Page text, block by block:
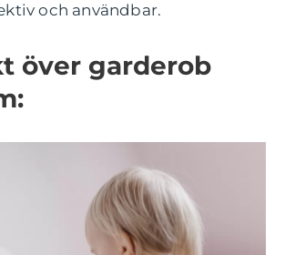
och användbar.
över garderob